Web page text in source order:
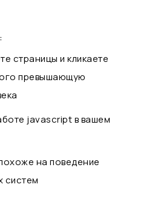
страницы и кликаете
превышающую
javascript в вашем
на поведение
систем